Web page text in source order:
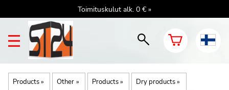
Toimituskulut alk. 0 € »
Products‪» Other ‪» Products‪» Dry products‪»